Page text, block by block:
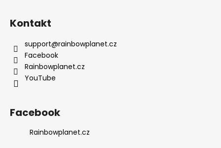
Kontakt
support@rainbowplanet.cz
Facebook
Rainbowplanet.cz
YouTube
Facebook
Rainbowplanet.cz